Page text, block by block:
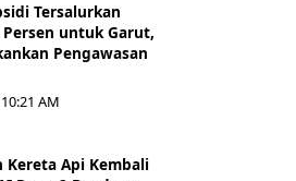
Tersalurkan
Persen untuk Garut,
Pengawasan
AM
Kereta Api Kembali